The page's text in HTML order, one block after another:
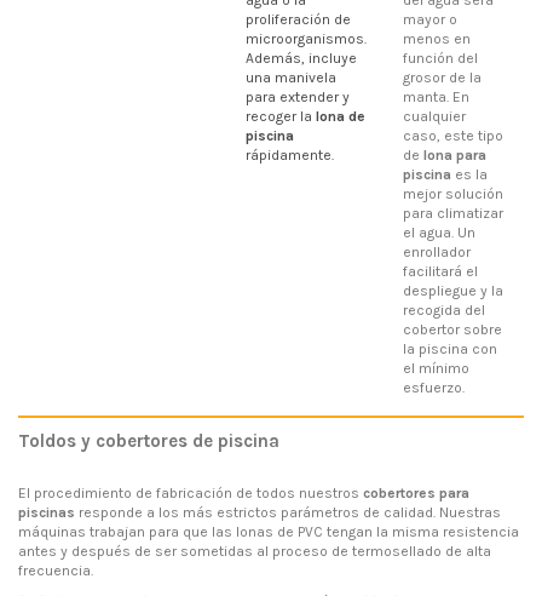
proliferación de
microorganismos.
Además, incluye
una manivela
para extender y
recoger la lona de
piscina
rápidamente.
mayor o
menos en
función del
grosor de la
manta. En
cualquier
caso, este tipo
de lona para
piscina es la
mejor solución
para climatizar
el agua. Un
enrollador
facilitará el
despliegue y la
recogida del
cobertor sobre
la piscina con
el mínimo
esfuerzo.
Toldos y cobertores de piscina
El procedimiento de fabricación de todos nuestros cobertores para
piscinas responde a los más estrictos parámetros de calidad. Nuestras
máquinas trabajan para que las lonas de PVC tengan la misma resistencia
antes y después de ser sometidas al proceso de termosellado de alta
frecuencia.